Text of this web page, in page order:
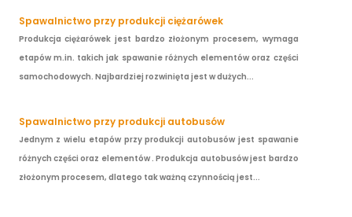
Spawalnictwo przy produkcji ciężarówek
Produkcja ciężarówek jest bardzo złożonym procesem, wymaga
etapów m.in. takich jak spawanie różnych elementów oraz części
samochodowych. Najbardziej rozwinięta jest w dużych...
Spawalnictwo przy produkcji autobusów
Jednym z wielu etapów przy produkcji autobusów jest spawanie
różnych części oraz elementów . Produkcja autobusów jest bardzo
złożonym procesem, dlatego tak ważną czynnością jest...